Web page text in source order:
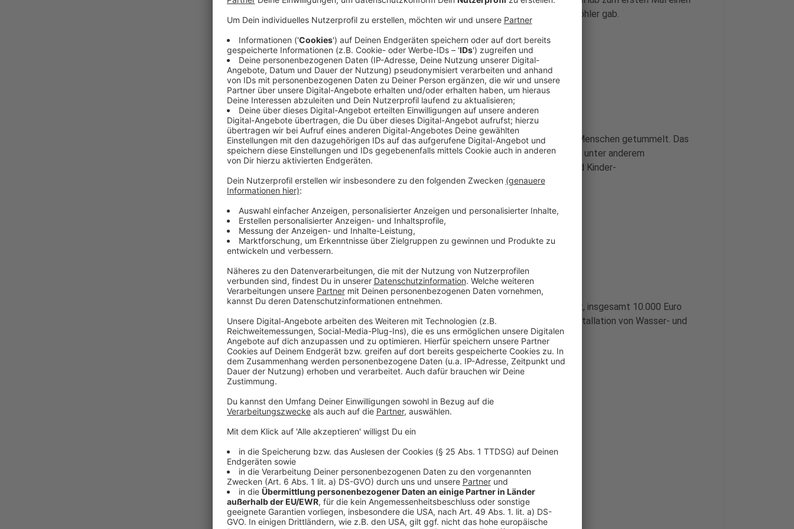
Standort in der Innenstadt zusätzlich zur Messe auf dem Areal Böhler gab.
Anzeige
35.000 Besucher allein auf dem Areal Böhler
Anzeige
Auf dem Areal Böhler haben sich am Wochenende knapp 35.000 Menschen getummelt. Das
sind rund 8.000 mehr als im letzten Jahr. Besonders beliebt waren unter anderem
Programmpunkte wie Gravel-Ausfahrten, Cross-Wettbewerbe und Kinder-
Fahrtechnikstrainings.
Anzeige
Unterstützung für "Well Fair"
Ein Teil der Eintrittsgelder wurde von der Cyclingworld gespendet, insgesamt 10.000 Euro
gingen an dieWellFairFoundation. Die Organisation fördert die Installation von Wasser- und
Sanitäranlagen in ländlichen Regionen Ostafrikas.
Anzeige
Mehr Infos und Links zu dem Thema:
DüsselMoments 2026: 50 Stadtführungen für fünf Euro
Mehr Nachrichten aus der Stadt